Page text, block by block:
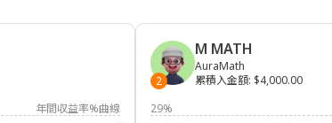
年間収益率%曲線
2
M MATH
AuraMath
累積入金額: $4,000.00
29%